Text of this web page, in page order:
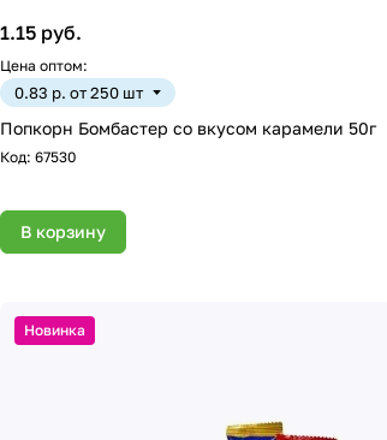
1.15 руб.
Цена оптом:
0.83 р. от 250 шт
Попкорн Бомбастер со вкусом карамели 50г
Код: 67530
В корзину
Новинка